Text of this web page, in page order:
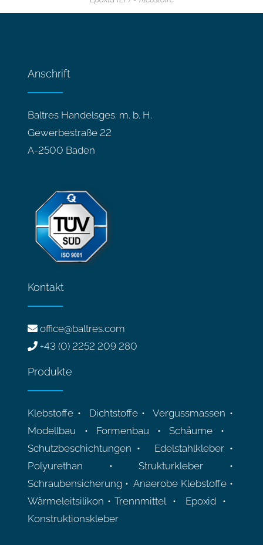
Anschrift
Baltres Handelsges. m. b. H.
Gewerbestraße 22
A-2500 Baden
Kontakt
office@baltres.com
+43 (0) 2252 209 280
Produkte
Klebstoffe • Dichtstoffe • Vergussmassen •
Modellbau • Formenbau • Schäume •
Schutzbeschichtungen • Edelstahlkleber •
Polyurethan • Strukturkleber •
Schraubensicherung • Anaerobe Klebstoffe •
Wärmeleitsilikon • Trennmittel • Epoxid •
Konstruktionskleber